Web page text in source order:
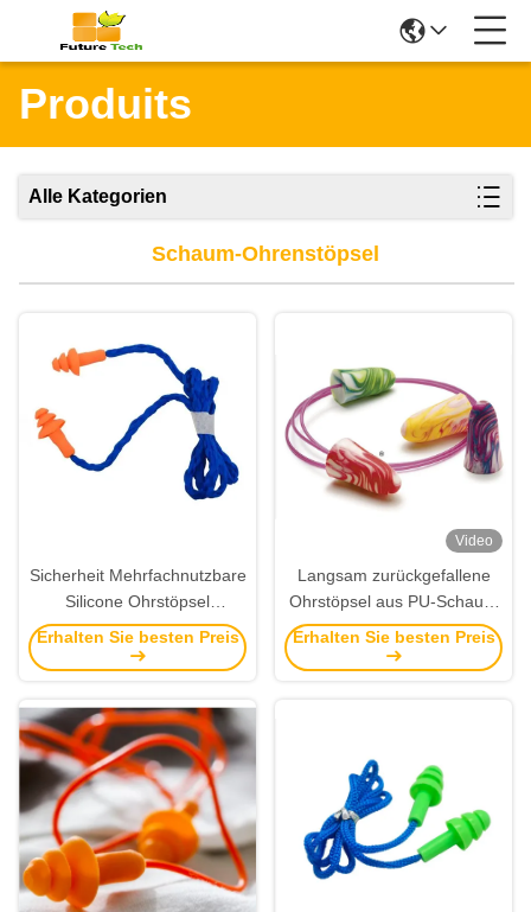
Produits
Alle Kategorien
Schaum-Ohrenstöpsel
Sicherheit Mehrfachnutzbare
Silicone Ohrstöpsel
31,5*12,5mm mit 32dB SNR-
Lärmreduzierung und
Erhalten Sie besten Preis
Video
Langsam zurückgefallene
Ohrstöpsel aus PU-Schaum
mit 60 cm Schnur für den
Gehörschutz und die
Erhalten Sie besten Preis